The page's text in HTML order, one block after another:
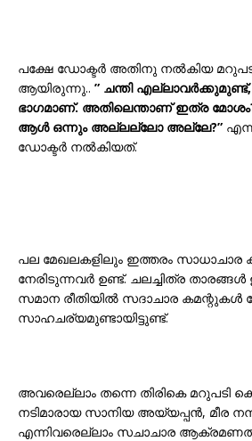
പക്ഷേ ഡോക്ടർ അതിനു നൽകിയ മറുപടി
ആയിരുന്നു.. ” ചന്തി
ഭാഗമാണ്. അതിലെന്താണ് ഇത്ര
ആൾ ഒന്നും അല്ലല്ലോ അല്ലേ?”
ഡോക്ടർ നൽകിയത്.
പല മേഖലകളിലും ഇത്തരം സാധാചാര
നേരിടുന്നവര്‍ ഉണ്ട്. ചലച്ചിത്ര
സമാന രീതിയിൽ സദാചാര കമന്റുകൾ
സാഹചര്യമുണ്ടായിട്ടുണ്ട്.
അവരെല്ലാം തന്നെ തിരികെ മറുപടി
നടിമാരായ സാനിയ അയ്യപ്പൻ, മീര
എന്നിവരെല്ലാം സചാചാര